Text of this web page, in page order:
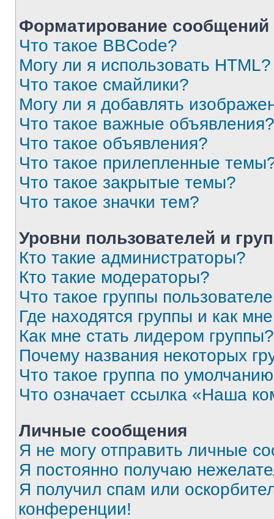
Форматирование
Что такое BBCode?
Могу ли я использовать HTML?
Что такое смайлики?
Могу ли я добавлять
Что такое важные объявления?
Что такое объявления?
Что такое прилепленные
Что такое закрытые темы?
Что такое значки тем?
Уровни пользователей и
Кто такие администраторы?
Кто такие модераторы?
Что такое группы
Где находятся группы и как
Как мне стать лидером группы?
Почему названия некоторых
Что такое группа по
Что означает ссылка «Наша
Личные сообщения
Я не могу отправить личные
Я постоянно получаю
Я получил спам или
конференции!